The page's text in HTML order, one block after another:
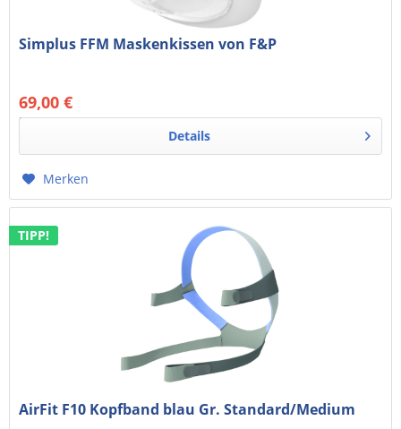
Simplus FFM Maskenkissen von F&P
69,00 €
57,98 € exkl. MwSt. 89,00 € *
Details
Merken
TIPP!
AirFit F10 Kopfband blau Gr. Standard/Medium